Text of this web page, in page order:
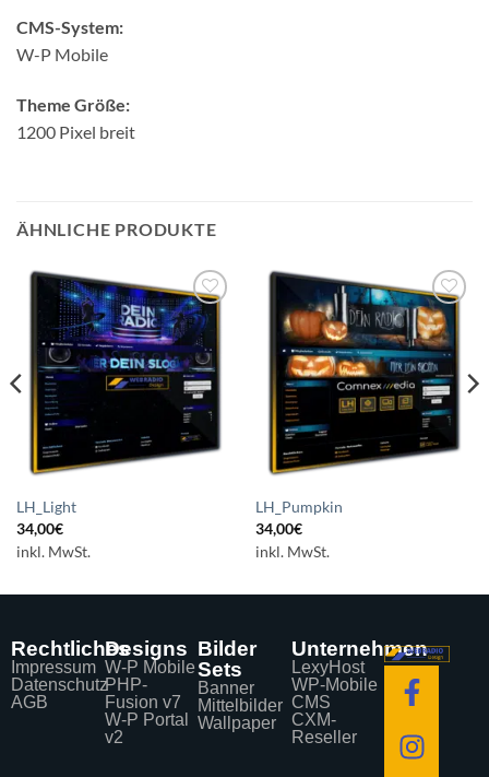
CMS-System:
W-P Mobile
Theme Größe:
1200 Pixel breit
ÄHNLICHE PRODUKTE
Auf die
Wunschliste
setzen
LH_Light
34,00€
inkl. MwSt.
Auf die
Wunschliste
setzen
LH_Pumpkin
34,00€
inkl. MwSt.
Rechtliches
Impressum
Datenschutz
AGB
Designs
W-P Mobile
PHP-
Fusion v7
W-P Portal
v2
Bilder
Sets
Banner
Mittelbilder
Wallpaper
Unternehmen
LexyHost
WP-Mobile
CMS
CXM-
Reseller